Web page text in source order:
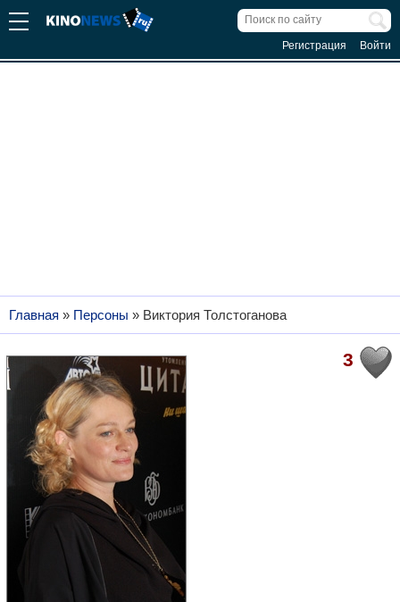
Регистрация Войти
Главная » Персоны » Виктория Толстоганова
3